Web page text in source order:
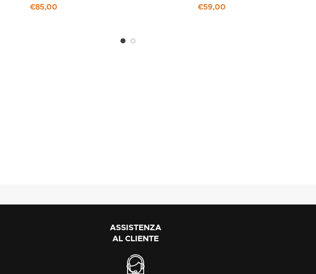
€85,00 €59,00
ASSISTENZA
AL CLIENTE